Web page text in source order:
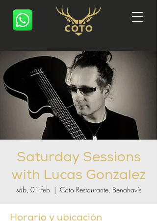
Saturday Sessions
with Lucas Gonzalez
sáb, 01 feb
  |
Coto Restaurante, Benahavís
Horario y ubicación